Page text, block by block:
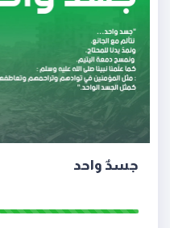
جسدٌ واحد